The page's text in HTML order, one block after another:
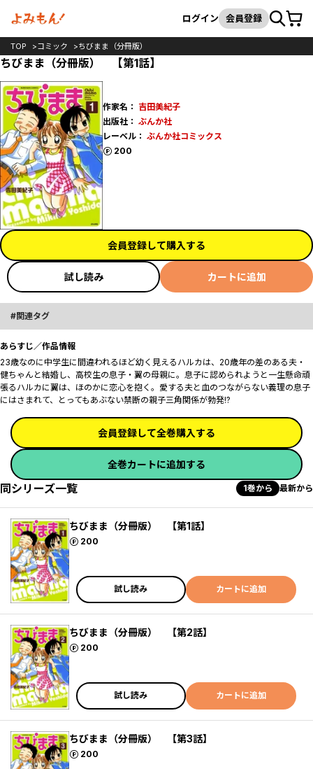
検索
ログイン 会員登録カート
TOP コミック ちびまま（分冊版）
ちびまま（分冊版） 【第1話】
作家名： 吉田美紀子
出版社： ぶんか社
レーベル： ぶんか社コミックス
200
ポイント
会員登録して購入する
試し読み カートに追加
関連タグ
あらすじ／作品情報
23歳なのに中学生に間違われるほど幼く見えるハルカは、20歳年の差のある夫・
健ちゃんと結婚し、高校生の息子・翼の母親に。息子に認められようと一生懸命頑
張るハルカに翼は、ほのかに恋心を抱く。愛する夫と血のつながらない義理の息子
にはさまれて、とってもあぶない禁断の親子三角関係が勃発!?
会員登録して全巻購入する
全巻カートに追加する
同シリーズ一覧 1巻から 最新から
ちびまま（分冊版） 【第1話】
200
ポイント
試し読み カートに追加
ちびまま（分冊版） 【第2話】
200
ポイント
試し読み カートに追加
ちびまま（分冊版） 【第3話】
200
ポイント